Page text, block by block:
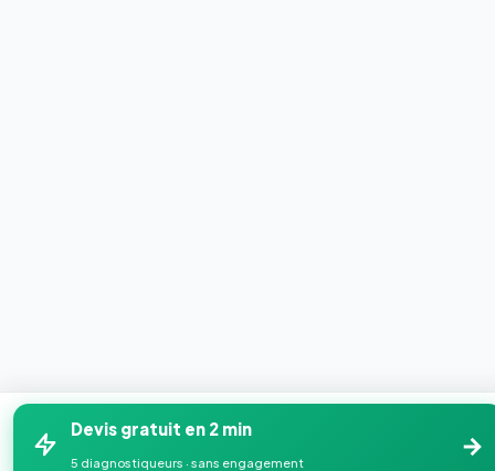
Devis gratuit en 2 min
5 diagnostiqueurs · sans engagement
→